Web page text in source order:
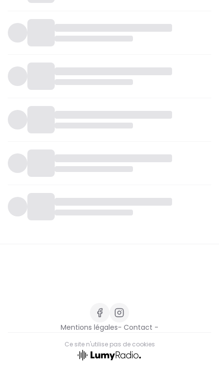
Mentions légales- Contact -
Ce site n'utilise pas de cookies